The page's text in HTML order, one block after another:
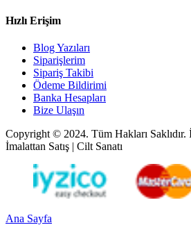
Hızlı Erişim
Blog Yazıları
Siparişlerim
Sipariş Takibi
Ödeme Bildirimi
Banka Hesapları
Bize Ulaşın
Copyright © 2024. Tüm Hakları Saklıdır.
İmalattan Satış | Cilt Sanatı
Ana Sayfa